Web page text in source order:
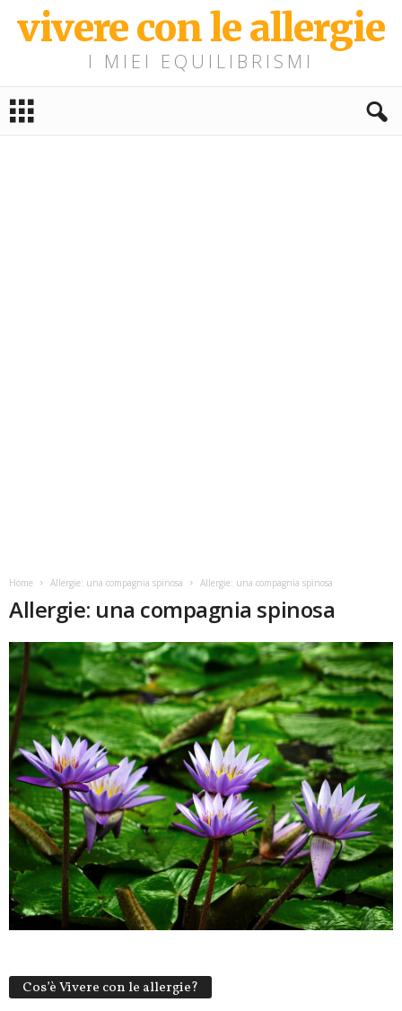
vivere con le allergie
I MIEI EQUILIBRISMI
Home Allergie: una compagnia spinosa Allergie: una compagnia spinosa
Allergie: una compagnia spinosa
Cos’è Vivere con le allergie?